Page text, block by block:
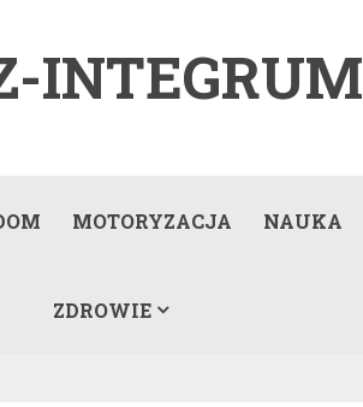
INTEGRUM
MOTORYZACJA NAUKA
ZDROWIE